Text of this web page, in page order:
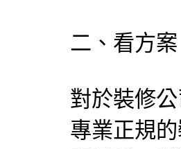
二、看方案
對於裝修
專業正規